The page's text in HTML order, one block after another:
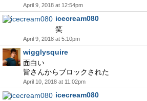
April 9, 2018 at 12:54pm
icecream080
笑
April 9, 2018 at 5:10pm
wigglysquire
面白い
皆さんからブロックされた
April 10, 2018 at 11:02pm
icecream080